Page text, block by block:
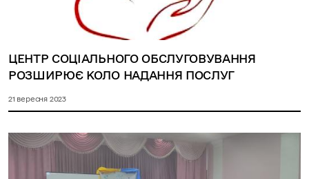
ЦЕНТР СОЦІАЛЬНОГО ОБСЛУГОВУВАННЯ
РОЗШИРЮЄ КОЛО НАДАННЯ ПОСЛУГ
21 вересня 2023